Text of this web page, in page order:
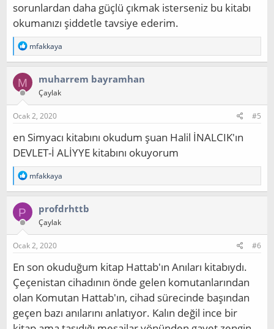
sorunlardan daha güçlü çıkmak isterseniz bu kitabı
okumanızı şiddetle tavsiye ederim.
T
e
p
k
l
e
r
mfakkaya
M muharrem bayramhan
Çaylak
Ocak 2, 2020 #5
en Simyacı kitabını okudum şuan Halil İNALCIK'ın
DEVLET-İ ALİYYE kitabını okuyorum
T
e
p
k
l
e
r
mfakkaya
P profdrhttb
Çaylak
Ocak 2, 2020 #6
En son okuduğum kitap Hattab'ın Anıları kitabıydı.
Çeçenistan cihadının önde gelen komutanlarından
olan Komutan Hattab'ın, cihad sürecinde başından
geçen bazı anılarını anlatıyor. Kalın değil ince bir